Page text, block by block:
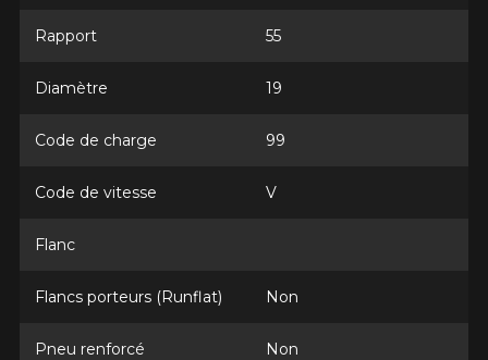
Rapport 55
Diamètre 19
Code de charge 99
Code de vitesse V
Flanc
Flancs porteurs (Runflat) Non
Pneu renforcé Non
Votre véhicule
Année
Marque
Modèle